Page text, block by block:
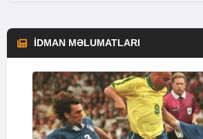
İDMAN MƏLUMATLARI